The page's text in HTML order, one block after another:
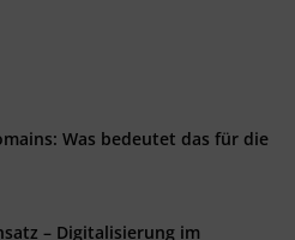
Was bedeutet das für die
– Digitalisierung im